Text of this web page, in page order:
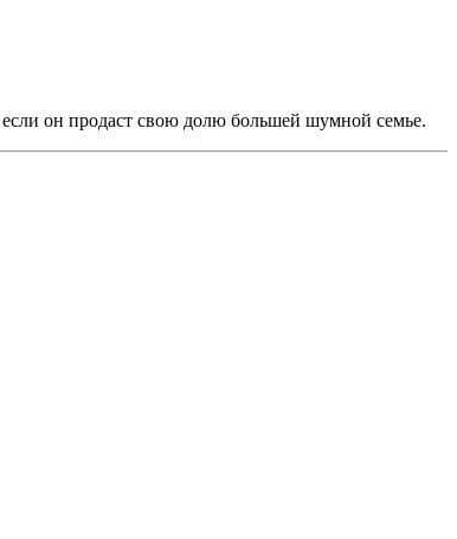
если он продаст свою долю большей шумной семье.